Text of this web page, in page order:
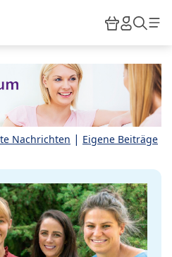
HiPP
Nachrichten | Eigene Beiträge